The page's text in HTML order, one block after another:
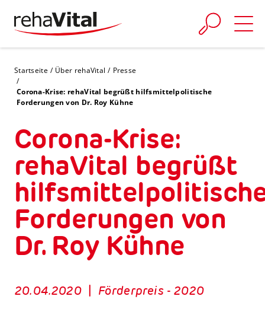
Startseite Über rehaVital Presse
Corona-Krise: rehaVital begrüßt hilfsmittelpolitische
Forderungen von Dr. Roy Kühne
Corona-Krise:
rehaVital begrüßt
Forderungen von
Dr. Roy Kühne
20.04.2020 | Förderpreis - 2020